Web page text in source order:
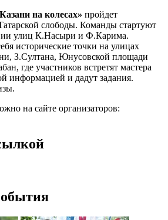
на колесах» пройдет
слободы. Команды стартуют
улиц К.Насыри и Ф.Карима.
исторические точки на улицах
З.Султана, Юнусовской площади
где участников встретят мастера
информацией и дадут задания.
на сайте организаторов: